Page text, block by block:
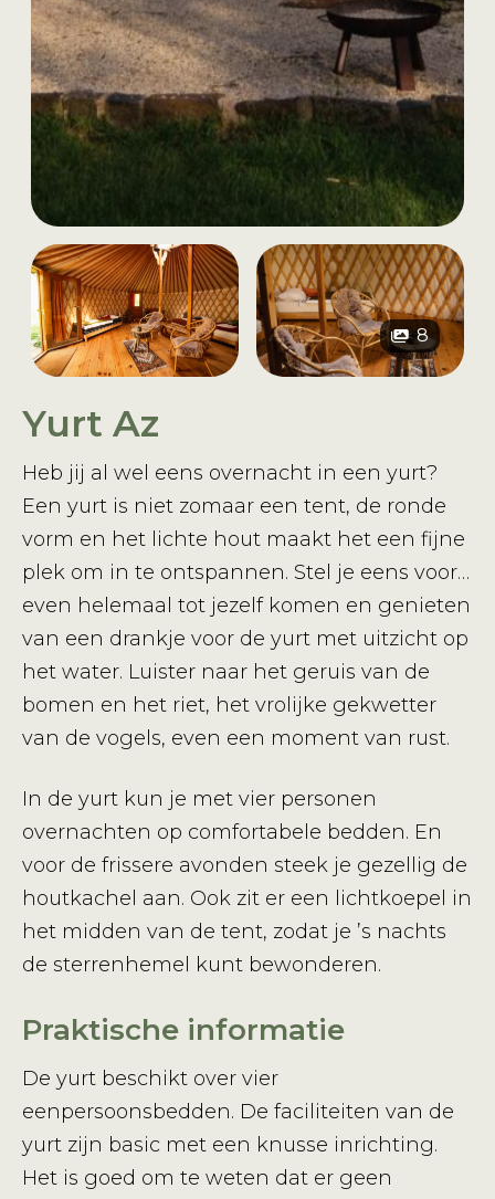
8
Yurt Az
Heb jij al wel eens overnacht in een yurt?
Een yurt is niet zomaar een tent, de ronde
vorm en het lichte hout maakt het een fijne
plek om in te ontspannen. Stel je eens voor…
even helemaal tot jezelf komen en genieten
van een drankje voor de yurt met uitzicht op
het water. Luister naar het geruis van de
bomen en het riet, het vrolijke gekwetter
van de vogels, even een moment van rust.
In de yurt kun je met vier personen
overnachten op comfortabele bedden. En
voor de frissere avonden steek je gezellig de
houtkachel aan. Ook zit er een lichtkoepel in
het midden van de tent, zodat je ’s nachts
de sterrenhemel kunt bewonderen.
Praktische informatie
De yurt beschikt over vier
eenpersoonsbedden. De faciliteiten van de
yurt zijn basic met een knusse inrichting.
Het is goed om te weten dat er geen